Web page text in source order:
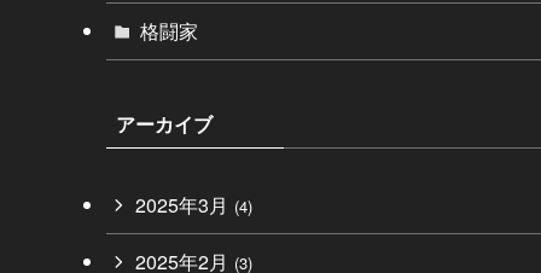
格闘家
アーカイブ
2025年3月 (4)
2025年2月 (3)